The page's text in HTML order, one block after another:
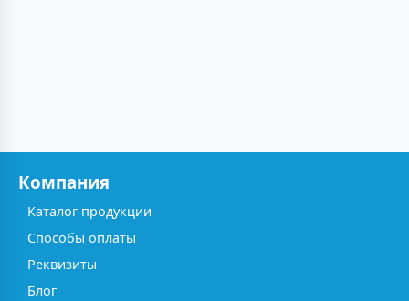
Компания
Каталог продукции
Способы оплаты
Реквизиты
Блог